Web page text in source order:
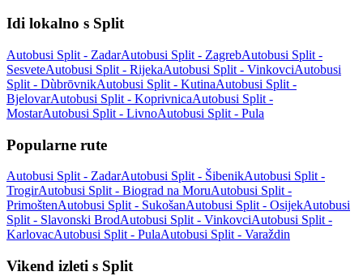
Idi lokalno s Split
Autobusi Split - ZadarAutobusi Split - ZagrebAutobusi Split -
SesveteAutobusi Split - RijekaAutobusi Split - VinkovciAutobusi
Split - DùbrōvnikAutobusi Split - KutinaAutobusi Split -
BjelovarAutobusi Split - KoprivnicaAutobusi Split -
MostarAutobusi Split - LivnoAutobusi Split - Pula
Popularne rute
Autobusi Split - ZadarAutobusi Split - ŠibenikAutobusi Split -
TrogirAutobusi Split - Biograd na MoruAutobusi Split -
PrimoštenAutobusi Split - SukošanAutobusi Split - OsijekAutobusi
Split - Slavonski BrodAutobusi Split - VinkovciAutobusi Split -
KarlovacAutobusi Split - PulaAutobusi Split - Varaždin
Vikend izleti s Split